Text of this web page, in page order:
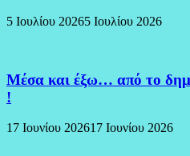
5 Ιουλίου 20265 Ιουλίου 2026
Μέσα και έξω… από το
!
17 Ιουνίου 202617 Ιουνίου 2026